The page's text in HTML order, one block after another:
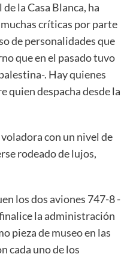
la Casa Blanca, ha
críticas por parte
de personalidades que
que en el pasado tuvo
. Hay quienes
quien despacha desde la
con un nivel de
rodeado de lujos,
los dos aviones 747-8 -
la administración
pieza de museo en las
cada uno de los